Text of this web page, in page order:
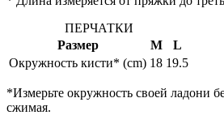
ПЕРЧАТКИ
Размер
M
L
Окружность кисти* (cm) 18 19.5
*Измерьте окружность своей ладони
сжимая.